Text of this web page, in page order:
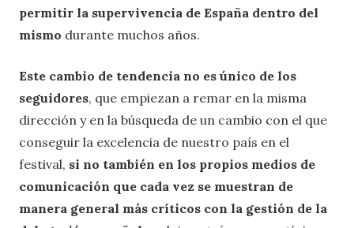
permitir la supervivencia de España dentro del
mismo durante muchos años.
Este cambio de tendencia no es único de los
seguidores, que empiezan a remar en la misma
dirección y en la búsqueda de un cambio con el que
conseguir la excelencia de nuestro país en el
festival, si no también en los propios medios de
comunicación que cada vez se muestran de
manera general más críticos con la gestión de la